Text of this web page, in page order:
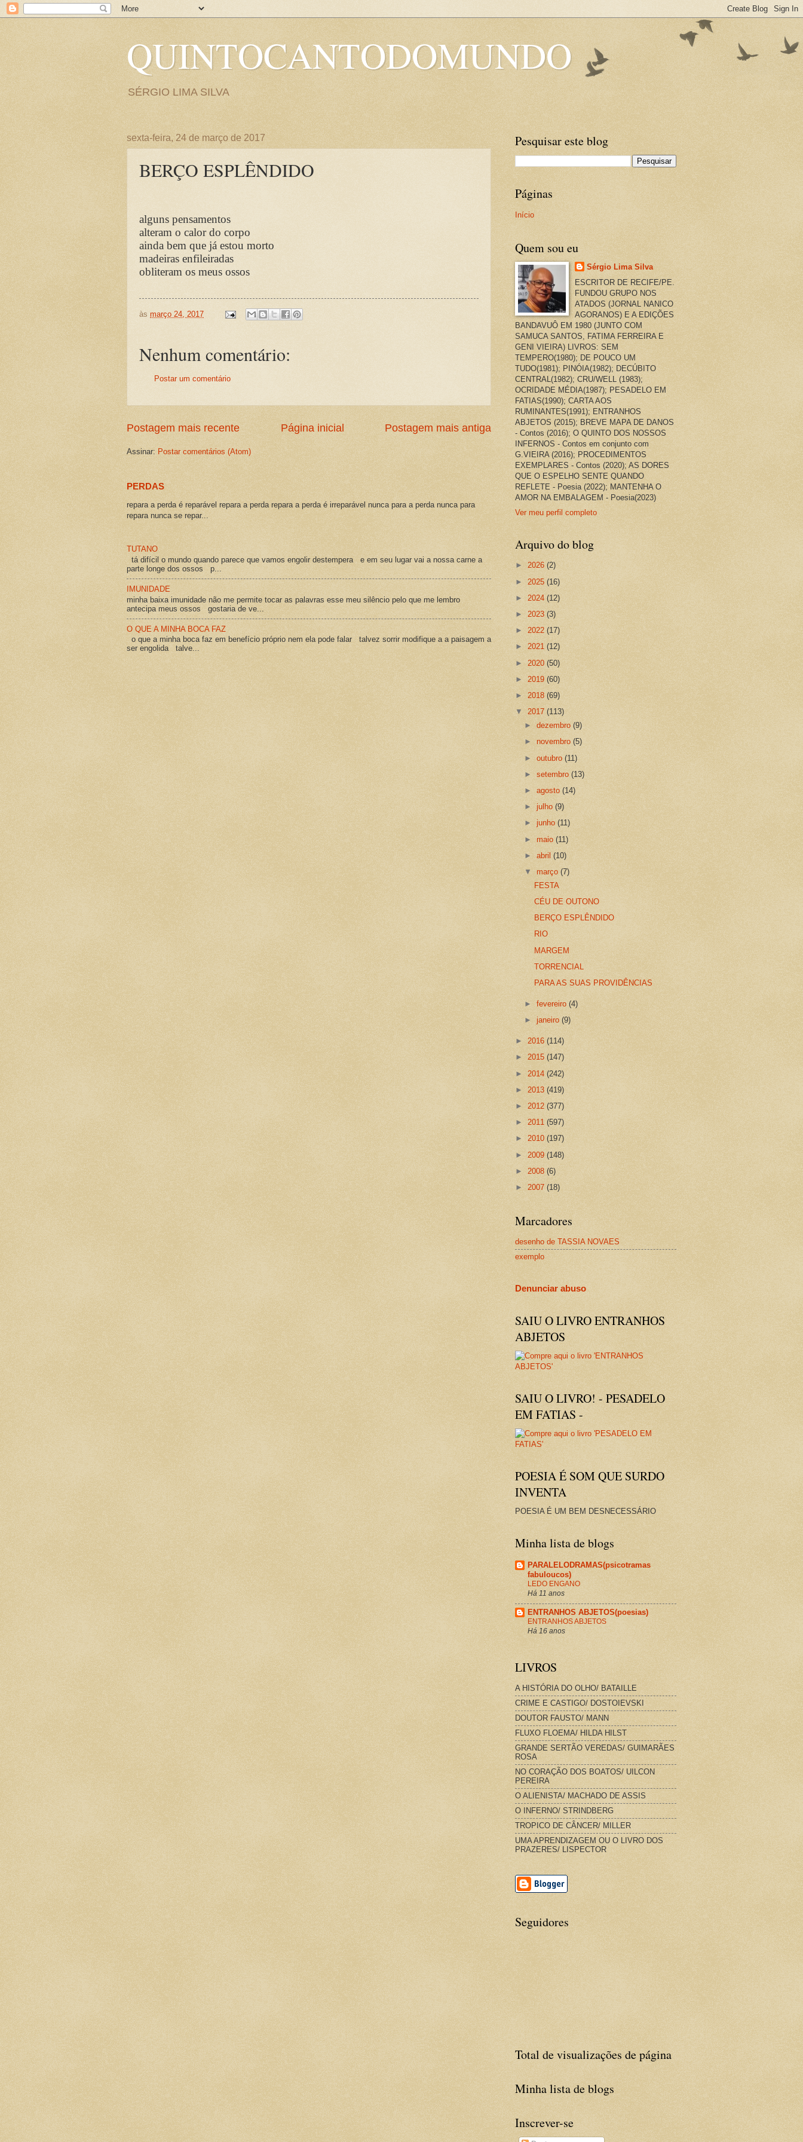
QUINTOCANTODOMUNDO
SÉRGIO LIMA SILVA
sexta-feira, 24 de março de 2017
BERÇO ESPLÊNDIDO
alguns pensamentos
alteram o calor do corpo
ainda bem que já estou morto
madeiras enfileiradas
obliteram os meus ossos
às março 24, 2017
Nenhum comentário:
Postar um comentário
Postagem mais recente Postagem mais antiga
Página inicial
Assinar: Postar comentários (Atom)
PERDAS
repara a perda é reparável repara a perda repara a perda é irreparável nunca para a perda nunca para
repara nunca se repar...
TUTANO
tá difícil o mundo quando parece que vamos engolir destempera e em seu lugar vai a nossa carne a
parte longe dos ossos p...
IMUNIDADE
minha baixa imunidade não me permite tocar as palavras esse meu silêncio pelo que me lembro
antecipa meus ossos gostaria de ve...
O QUE A MINHA BOCA FAZ
o que a minha boca faz em benefício próprio nem ela pode falar talvez sorrir modifique a a paisagem a
ser engolida talve...
Pesquisar este blog
Páginas
Início
Quem sou eu
Sérgio Lima Silva
ESCRITOR DE RECIFE/PE.
FUNDOU GRUPO NOS
ATADOS (JORNAL NANICO
AGORANOS) E A EDIÇÕES
BANDAVUÔ EM 1980 (JUNTO COM
SAMUCA SANTOS, FATIMA FERREIRA E
GENI VIEIRA) LIVROS: SEM
TEMPERO(1980); DE POUCO UM
TUDO(1981); PINÓIA(1982); DECÚBITO
CENTRAL(1982); CRU/WELL (1983);
OCRIDADE MÉDIA(1987); PESADELO EM
FATIAS(1990); CARTA AOS
RUMINANTES(1991); ENTRANHOS
ABJETOS (2015); BREVE MAPA DE DANOS
- Contos (2016); O QUINTO DOS NOSSOS
INFERNOS - Contos em conjunto com
G.VIEIRA (2016); PROCEDIMENTOS
EXEMPLARES - Contos (2020); AS DORES
QUE O ESPELHO SENTE QUANDO
REFLETE - Poesia (2022); MANTENHA O
AMOR NA EMBALAGEM - Poesia(2023)
Ver meu perfil completo
Arquivo do blog
► 2026 (2)
► 2025 (16)
► 2024 (12)
► 2023 (3)
► 2022 (17)
► 2021 (12)
► 2020 (50)
► 2019 (60)
► 2018 (69)
▼ 2017 (113)
►dezembro(9)
►novembro(5)
►outubro(11)
►setembro(13)
►agosto(14)
►julho(9)
►junho(11)
►maio(11)
►abril(10)
▼março(7)
FESTA
CÉU DE OUTONO
BERÇO ESPLÊNDIDO
RIO
MARGEM
TORRENCIAL
PARA AS SUAS PROVIDÊNCIAS
►fevereiro(4)
►janeiro(9)
► 2016 (114)
► 2015 (147)
► 2014 (242)
► 2013 (419)
► 2012 (377)
► 2011 (597)
► 2010 (197)
► 2009 (148)
► 2008 (6)
► 2007 (18)
Marcadores
desenho de TASSIA NOVAES
exemplo
Denunciar abuso
SAIU O LIVRO ENTRANHOS
ABJETOS
SAIU O LIVRO! - PESADELO
EM FATIAS -
POESIA É SOM QUE SURDO
INVENTA
POESIA É UM BEM DESNECESSÁRIO
Minha lista de blogs
PARALELODRAMAS(psicotramas
fabuloucos)
LEDO ENGANO
Há 11 anos
ENTRANHOS ABJETOS(poesias)
ENTRANHOS ABJETOS
Há 16 anos
LIVROS
A HISTÓRIA DO OLHO/ BATAILLE
CRIME E CASTIGO/ DOSTOIEVSKI
DOUTOR FAUSTO/ MANN
FLUXO FLOEMA/ HILDA HILST
GRANDE SERTÃO VEREDAS/ GUIMARÃES
ROSA
NO CORAÇÃO DOS BOATOS/ UILCON
PEREIRA
O ALIENISTA/ MACHADO DE ASSIS
O INFERNO/ STRINDBERG
TROPICO DE CÂNCER/ MILLER
UMA APRENDIZAGEM OU O LIVRO DOS
PRAZERES/ LISPECTOR
Seguidores
Total de visualizações de página
Minha lista de blogs
Inscrever-se